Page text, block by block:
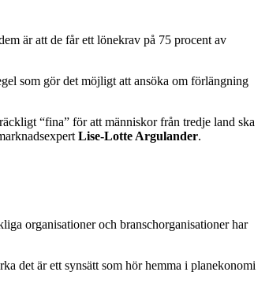
är att de får ett lönekrav på 75 procent av
som gör det möjligt att ansöka om förlängning
“fina” för att människor från tredje land ska
Lise-Lotte Argulander.
organisationer och branschorganisationer har
det är ett synsätt som hör hemma i planekonomi